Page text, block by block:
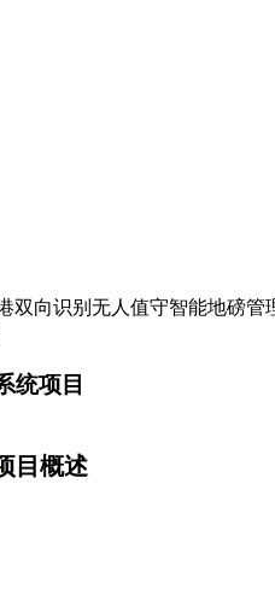
双向识别无人值守智能地磅管
统项目
目概述